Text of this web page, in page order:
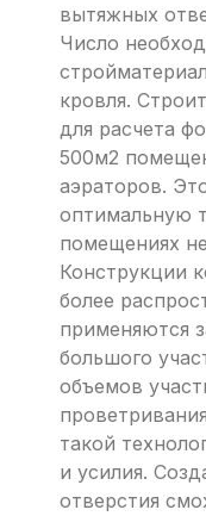
вытяжных
Число
кровля.
для расчета
500м2
аэраторов.
оптимальную
помещениях
Конструкции
более
применяются
большого
объемов
такой
и усилия.
отверстия